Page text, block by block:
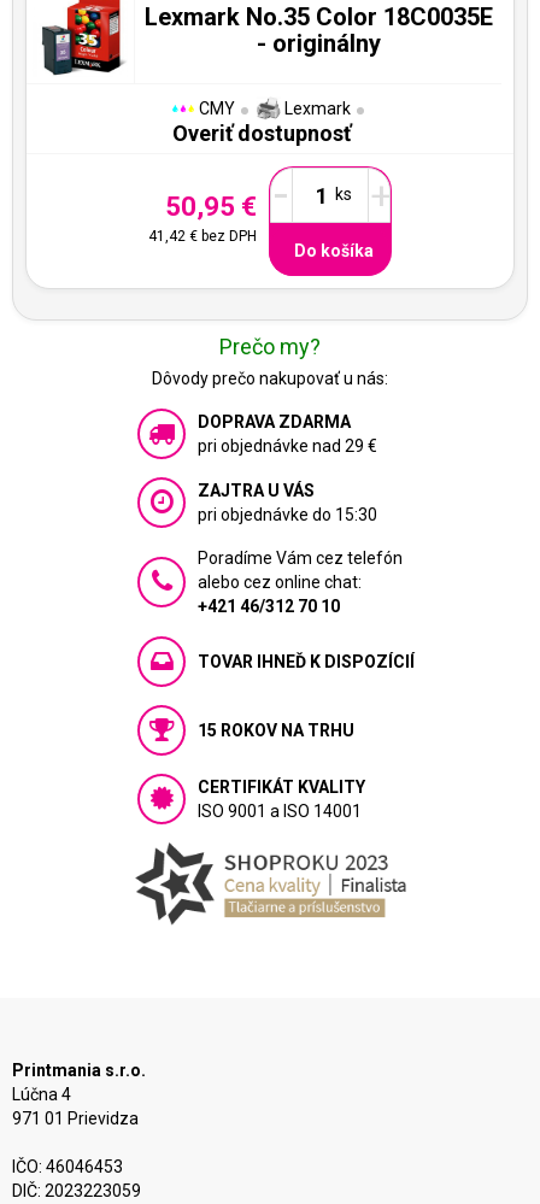
Lexmark No.35 Color 18C0035E
- originálny
CMY Lexmark
Overiť dostupnosť
50,95 €
41,42 € bez DPH
- +
Do košíka
Prečo my?
Dôvody prečo nakupovať u nás:
DOPRAVA ZDARMA
pri objednávke nad 29 €
ZAJTRA U VÁS
pri objednávke do 15:30
Poradíme Vám cez telefón
alebo cez online chat:
+421 46/312 70 10
TOVAR IHNEĎ K DISPOZÍCIÍ
15 ROKOV NA TRHU
CERTIFIKÁT KVALITY
ISO 9001 a ISO 14001
Printmania s.r.o.
Lúčna 4
971 01 Prievidza
IČO: 46046453
DIČ: 2023223059